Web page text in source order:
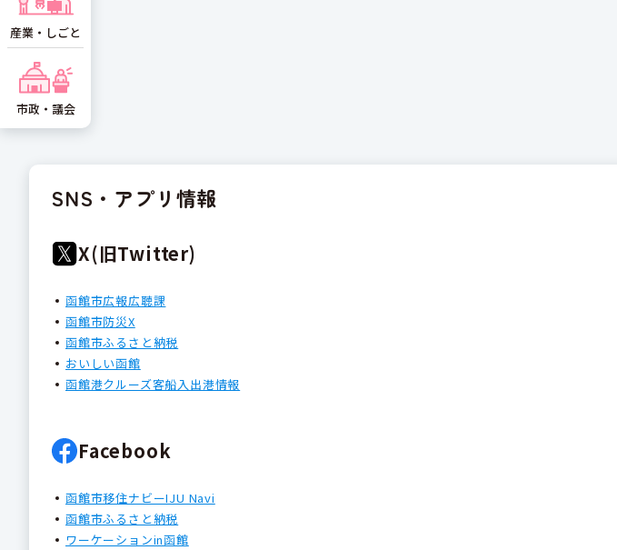
産業・しごと
市政・議会
SNS・アプリ情報
X(旧Twitter)
函館市広報広聴課
函館市防災X
函館市ふるさと納税
おいしい函館
函館港クルーズ客船入出港情報
Facebook
函館市移住ナビーIJU Navi
函館市ふるさと納税
ワーケーションin函館